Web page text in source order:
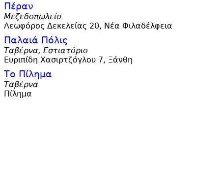
Πέραν
Μεζεδοπωλείο
Λεωφόρος Δεκελείας 20, Νέα Φιλαδέλφεια
Παλαιά Πόλις
Ταβέρνα, Εστιατόριο
Ευριπίδη Χασιρτζόγλου 7, Ξάνθη
Το Πίλημα
Ταβέρνα
Πίλημα